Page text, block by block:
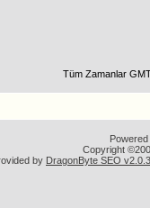
Tüm Zamanlar
Copyright
by DragonByte SEO